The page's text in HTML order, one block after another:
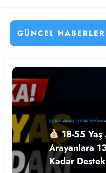
GÜNCEL HABERLER
Detayları
Kamu Hastanesi Personel
İŞKUR İLANLARI SOSYAL
18-55 Yaş
Arayanlara
Kadar